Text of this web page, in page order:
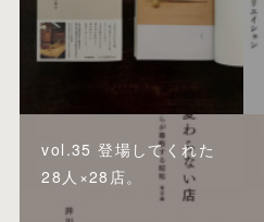
vol.35 登場してくれた
28人×28店。